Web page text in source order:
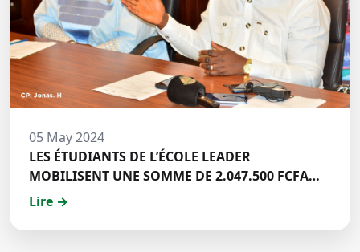
05 May 2024
LES ÉTUDIANTS DE L’ÉCOLE LEADER
MOBILISENT UNE SOMME DE 2.047.500 FCFA
POUR LE FONDS ZÉRO PALU:DISCOURS DE M.
DE HECM
Lire →